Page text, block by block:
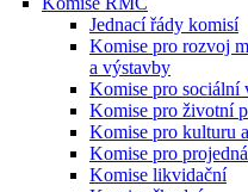
Jednací řády komisí
Komise pro rozvoj
a výstavby
Komise pro sociální
Komise pro životní
Komise pro kulturu
Komise pro
Komise likvidační